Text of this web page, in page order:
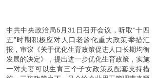
中共中央政治局5月31日召开会议，听取“十四
五”时期积极应对人口老龄化重大政策举措汇
报，审议《关于优化生育政策促进人口长期均衡
发展的决定》，提出进一步优化生育政策，实施
一对夫妻可以生育三个子女政策及配套支持措